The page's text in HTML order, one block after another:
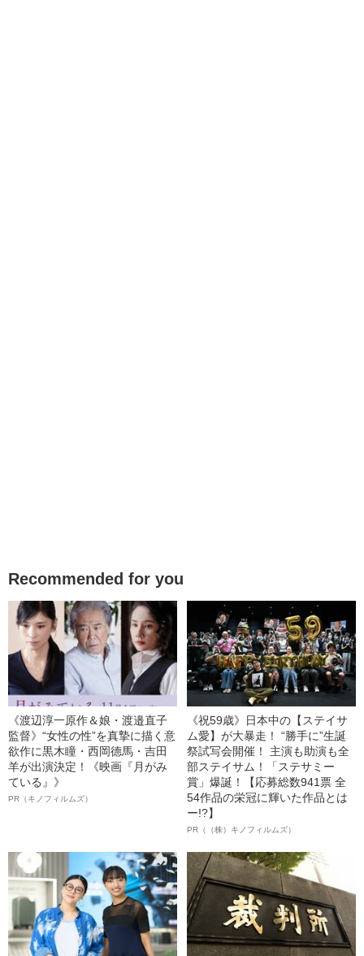
Recommended for you
《渡辺淳一原作＆娘・渡邉直子
監督》“女性の性”を真摯に描く意
欲作に黒木瞳・西岡德馬・吉田
羊が出演決定！《映画『月がみ
ている』》
PR（キノフィルムズ）
《祝59歳》日本中の【ステイサ
ム愛】が大暴走！ “勝手に”生誕
祭試写会開催！ 主演も助演も全
部ステイサム！「ステサミー
賞」爆誕！【応募総数941票 全
54作品の栄冠に輝いた作品とは
ー!?】
PR（（株）キノフィルムズ）